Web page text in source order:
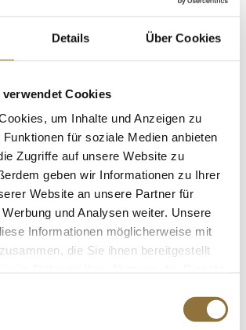
Details Über Cookies
verwendet Cookies
um Inhalte und Anzeigen zu
für soziale Medien anbieten
Zugriffe auf unsere Website zu
geben wir Informationen zu Ihrer
Website an unsere Partner für
und Analysen weiter. Unsere
Informationen möglicherweise mit
die Sie ihnen bereitgestellt
LEBENSMITTELKENNZEICHNUNGEN
Brauner Krümel-Kandis, 5 kg
Art.Nr.:13624